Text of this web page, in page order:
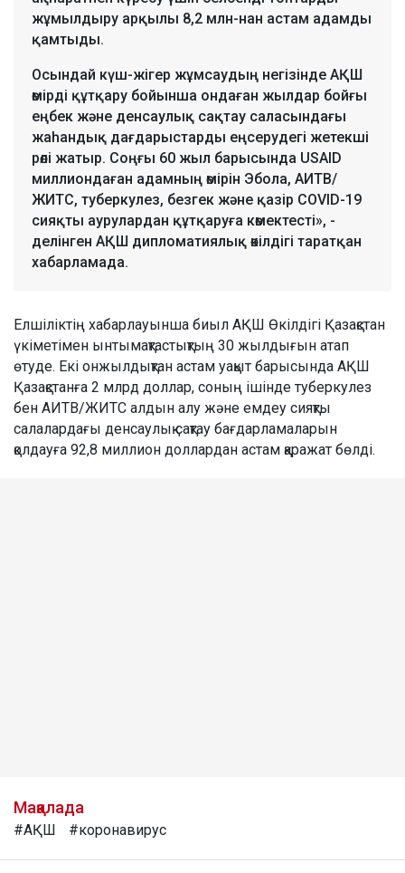
жұмылдыру арқылы 8,2 млн-нан астам адамды
қамтыды.
Осындай күш-жігер жұмсаудың негізінде АҚШ
өмірді құтқару бойынша ондаған жылдар бойғы
еңбек және денсаулық сақтау саласындағы
жаһандық дағдарыстарды еңсерудегі жетекші
рөлі жатыр. Соңғы 60 жыл барысында USAID
миллиондаған адамның өмірін Эбола, АИТВ/
ЖИТС, туберкулез, безгек және қазір COVID-19
сияқты аурулардан құтқаруға көмектесті», -
делінген АҚШ дипломатиялық өкілдігі таратқан
хабарламада.
Елшіліктің хабарлауынша биыл АҚШ Өкілдігі Қазақстан
үкіметімен ынтымақтастықтың 30 жылдығын атап
өтуде. Екі онжылдықтан астам уақыт барысында АҚШ
Қазақстанға 2 млрд доллар, соның ішінде туберкулез
бен АИТВ/ЖИТС алдын алу және емдеу сияқты
салалардағы денсаулық сақтау бағдарламаларын
қолдауға 92,8 миллион доллардан астам қаражат бөлді.
Мақалада
#АҚШ #коронавирус